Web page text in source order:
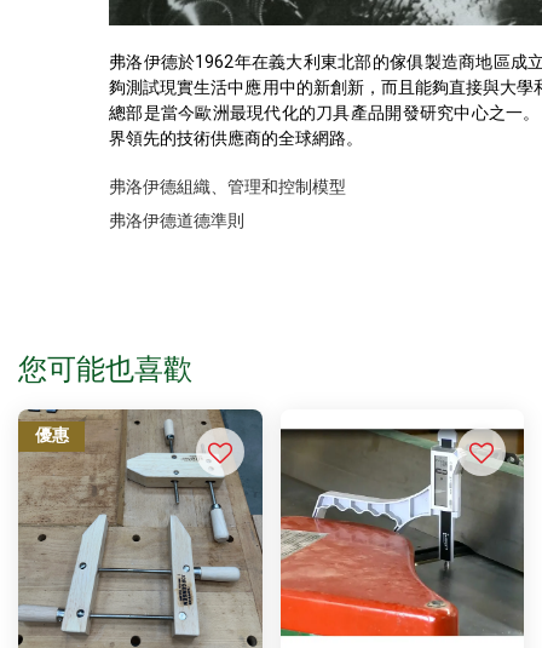
弗洛伊德於1962年在義大利東北部的傢俱製造商地區成
夠測試現實生活中應用中的新創新，而且能夠直接與大
總部是當今歐洲最現代化的刀具產品開發研究中心之一
界領先的技術供應商的全球網路。
弗洛伊德組織、管理和控制模型
弗洛伊德道德準則
您可能也喜歡
優惠